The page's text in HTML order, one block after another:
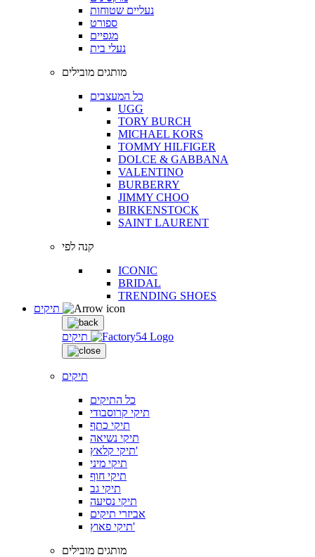
נעליים שטוחות
ספורט
מגפיים
נעלי בית
מותגים מובילים
כל המעצבים
UGG
TORY BURCH
MICHAEL KORS
TOMMY HILFIGER
DOLCE & GABBANA
VALENTINO
BURBERRY
JIMMY CHOO
BIRKENSTOCK
SAINT LAURENT
קנה לפי
ICONIC
BRIDAL
TRENDING SHOES
תיקים
תיקים
כל התיקים
תיקי קרוסבודי
תיקי כתף
תיקי נשיאה
תיקי קלאץ'
תיקי מיני
תיקי חוף
תיקי גב
תיקי נסיעה
אביזרי תיקים
תיקי פאוץ'
מותגים מובילים